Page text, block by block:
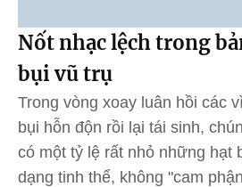
Nốt nhạc lệch trong
bụi vũ trụ
Trong vòng xoay luân hồi các
bụi hỗn độn rồi lại tái sinh,
có một tỷ lệ rất nhỏ những hạt
dạng tinh thể, không "cam